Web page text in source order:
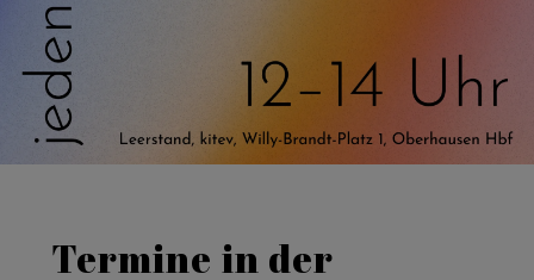
Termine in der